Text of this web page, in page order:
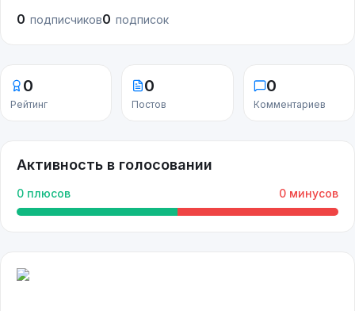
0 подписчиков0 подписок
0
Рейтинг
0
Постов
0
Комментариев
Активность в голосовании
0 плюсов 0 минусов